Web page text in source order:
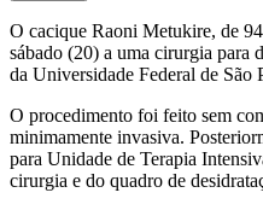
O cacique Raoni Metukire, de
sábado (20) a uma cirurgia para
da Universidade Federal de São
O procedimento foi feito sem
minimamente invasiva.
para Unidade de Terapia
cirurgia e do quadro de